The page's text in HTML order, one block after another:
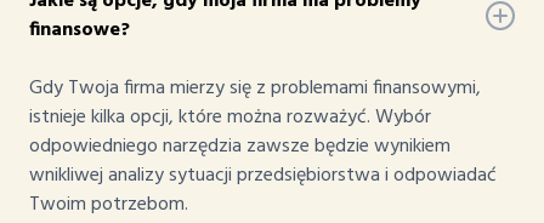
finansowe?
Gdy Twoja firma mierzy się z problemami finansowymi,
istnieje kilka opcji, które można rozważyć. Wybór
odpowiedniego narzędzia zawsze będzie wynikiem
wnikliwej analizy sytuacji przedsiębiorstwa i odpowiadać
Twoim potrzebom.